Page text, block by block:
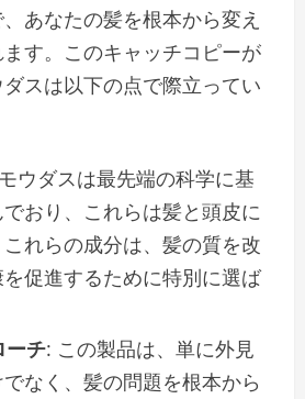
、あなたの髪を根本から変え
す。このキャッチコピーが
スは以下の点で際立ってい
ウダスは最先端の科学に基
おり、これらは髪と頭皮に
れらの成分は、髪の質を改
促進するために特別に選ば
ーチ: この製品は、単に外見
なく、髪の問題を根本から